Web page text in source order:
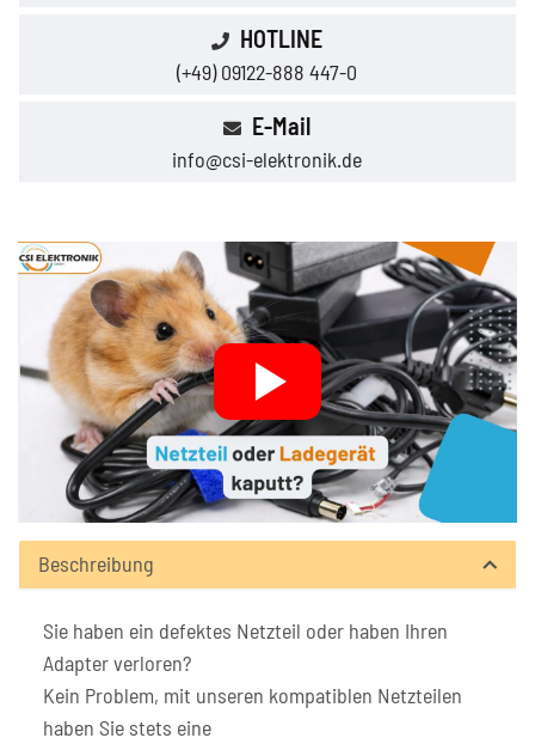
HOTLINE
(+49) 09122-888 447-0
E-Mail
info@csi-elektronik.de
Beschreibung
Sie haben ein defektes Netzteil oder haben Ihren
Adapter verloren?
Kein Problem, mit unseren kompatiblen Netzteilen
haben Sie stets eine